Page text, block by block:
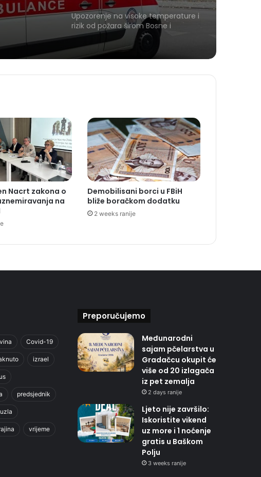
Upozorenje na visoke temperature i
rizik od požara širom Bosne i
Hercegovine
Nacrt zakona o
na
Demobilisani borci u FBiH
bliže boračkom dodatku
2 weeks ranije
Covid-19
izrael
predsjednik
vrijeme
Preporučujemo
Međunarodni
sajam pčelarstva u
Gradačcu okupit će
više od 20 izlagača
iz pet zemalja
2 days ranije
Ljeto nije završilo:
Iskoristite vikend
uz more i 1 noćenje
gratis u Baškom
Polju
3 weeks ranije